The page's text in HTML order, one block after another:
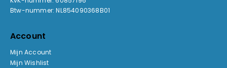
Btw-nummer: NL854090368B01
Account
Mijn Account
Mijn Wishlist